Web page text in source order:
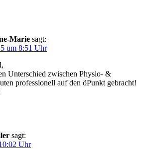
Marie sagt:
um 8:51 Uhr
Unterschied zwischen Physio- &
professionell auf den öPunkt gebracht!
sagt:
Uhr